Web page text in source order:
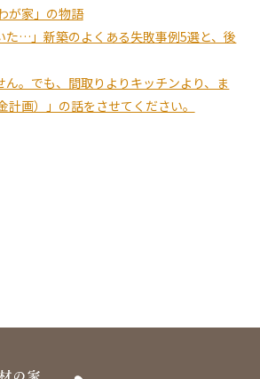
が家」の物語
た…」新築のよくある失敗事例5選と、後
ん。でも、間取りよりキッチンより、ま
画）」の話をさせてください。